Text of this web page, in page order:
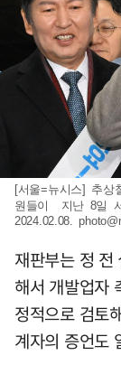
[서울=뉴시스] 추
원들이 지난 8일
2024.02.08.
재판부는 정 전
해서 개발업자
정적으로 검토
계자의 증언도